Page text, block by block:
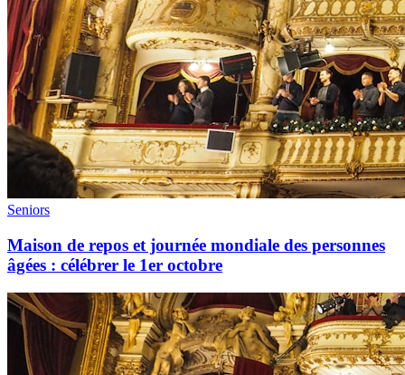
Seniors
Maison de repos et journée mondiale des personnes
âgées : célébrer le 1er octobre